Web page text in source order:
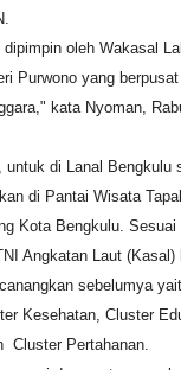
oleh Wakasal
Purwono yang berpusat
kata Nyoman,
untuk di Lanal Bengkulu
di Pantai Wisata
Kota Bengkulu. Sesuai
Angkatan Laut (Kasal)
sebelumya
Kesehatan, Cluster
Cluster Pertahanan.